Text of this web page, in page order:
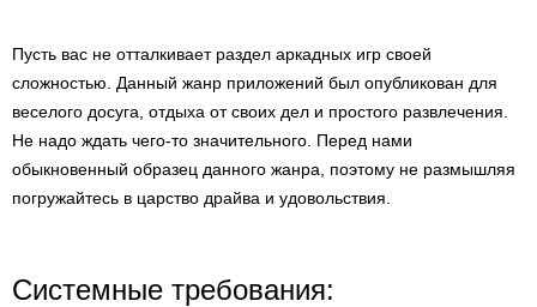
Пусть вас не отталкивает раздел аркадных игр своей
сложностью. Данный жанр приложений был опубликован для
веселого досуга, отдыха от своих дел и простого развлечения.
Не надо ждать чего-то значительного. Перед нами
обыкновенный образец данного жанра, поэтому не размышляя
погружайтесь в царство драйва и удовольствия.
Системные требования: